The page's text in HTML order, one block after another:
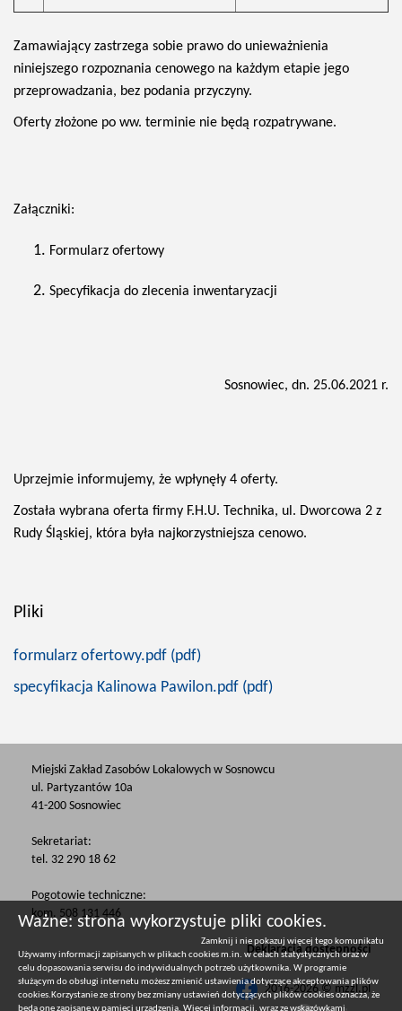
Zamawiający zastrzega sobie prawo do unieważnienia
niniejszego rozpoznania cenowego na każdym etapie jego
przeprowadzania, bez podania przyczyny.
Oferty złożone po ww. terminie nie będą rozpatrywane.
Załączniki:
Formularz ofertowy
Specyfikacja do zlecenia inwentaryzacji
Sosnowiec, dn. 25.06.2021 r.
Uprzejmie informujemy, że wpłynęły 4 oferty.
Została wybrana oferta firmy F.H.U. Technika, ul. Dworcowa 2 z
Rudy Śląskiej, która była najkorzystniejsza cenowo.
Pliki
formularz ofertowy.pdf (pdf)
specyfikacja Kalinowa Pawilon.pdf (pdf)
Miejski Zakład Zasobów Lokalowych w Sosnowcu
ul. Partyzantów 10a
41-200 Sosnowiec
Sekretariat:
tel. 32 290 18 62
Pogotowie techniczne:
kom. 508 131 446
Deklaracja dostępności
2016-2026 © mzzl.pl
Ważne: strona wykorzystuje pliki cookies.
Zamknij i nie pokazuj więcej tego komunikatu
Używamy informacji zapisanych w plikach cookies m.in. w celach statystycznych oraz w
celu dopasowania serwisu do indywidualnych potrzeb użytkownika. W programie
służącym do obsługi internetu możesz zmienić ustawienia dotyczące akceptowania plików
cookies.Korzystanie ze strony bez zmiany ustawień dotyczących plików cookies oznacza, że
będą one zapisane w pamięci urządzenia. Więcej informacji, wraz ze wskazówkami